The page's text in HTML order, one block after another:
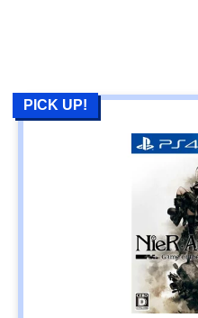
PICK UP!